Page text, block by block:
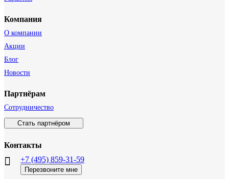
Компания
О компании
Акции
Блог
Новости
Партнёрам
Сотрудничество
Стать партнёром
Контакты
+7 (495) 859-31-59
Перезвоните мне